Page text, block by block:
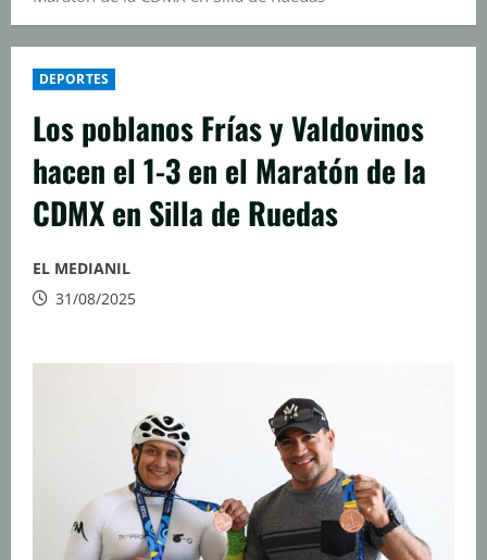
DEPORTES
Los poblanos Frías y Valdovinos
hacen el 1-3 en el Maratón de la
CDMX en Silla de Ruedas
EL MEDIANIL
31/08/2025